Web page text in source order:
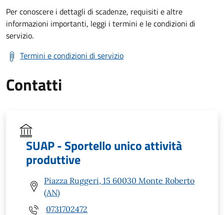
Per conoscere i dettagli di scadenze, requisiti e altre
informazioni importanti, leggi i termini e le condizioni di
servizio.
Termini e condizioni di servizio
Contatti
SUAP - Sportello unico attività
produttive
Piazza Ruggeri, 15 60030 Monte Roberto
(AN)
0731702472